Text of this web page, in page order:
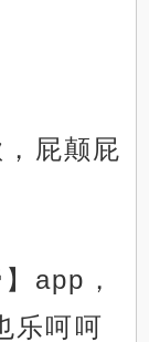
屁颠屁
app，
乐呵呵